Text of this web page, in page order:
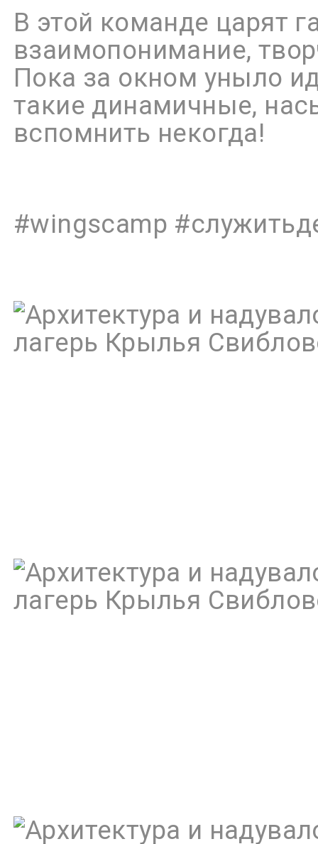
В этой команде царят
взаимопонимание,
Пока за окном уныло
такие динамичные,
вспомнить некогда!
#wingscamp